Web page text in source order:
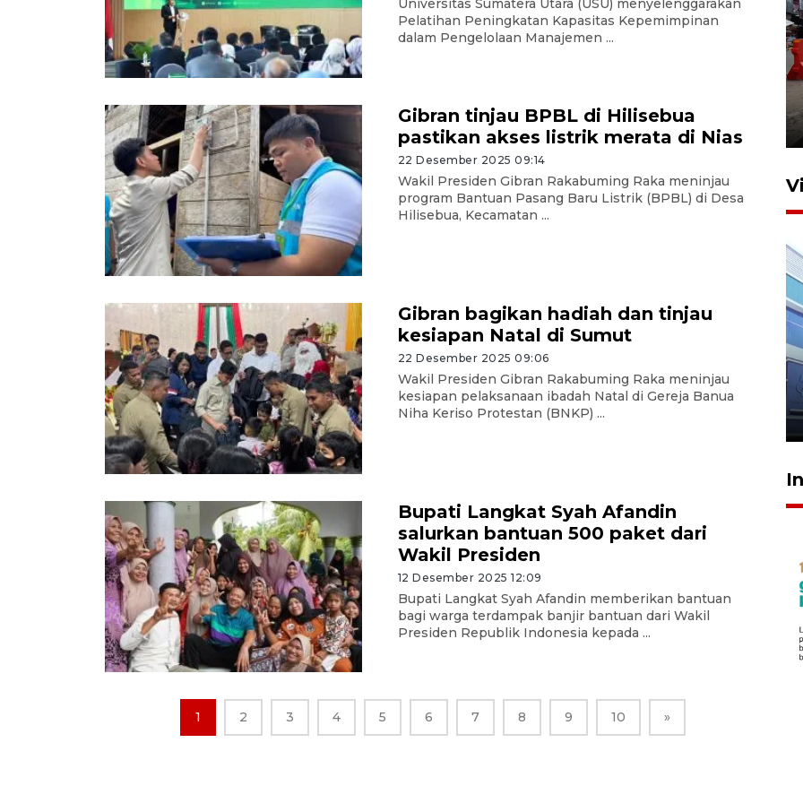
Universitas Sumatera Utara (USU) menyelenggarakan
Pelatihan Peningkatan Kapasitas Kepemimpinan
dalam Pengelolaan Manajemen ...
Gibran tinjau BPBL di Hilisebua
pastikan akses listrik merata di Nias
22 Desember 2025 09:14
Wakil Presiden Gibran Rakabuming Raka meninjau
program Bantuan Pasang Baru Listrik (BPBL) di Desa
Hilisebua, Kecamatan ...
Gibran bagikan hadiah dan tinjau
kesiapan Natal di Sumut
22 Desember 2025 09:06
Wakil Presiden Gibran Rakabuming Raka meninjau
kesiapan pelaksanaan ibadah Natal di Gereja Banua
Niha Keriso Protestan (BNKP) ...
Bupati Langkat Syah Afandin
salurkan bantuan 500 paket dari
Wakil Presiden
12 Desember 2025 12:09
Bupati Langkat Syah Afandin memberikan bantuan
bagi warga terdampak banjir bantuan dari Wakil
Presiden Republik Indonesia kepada ...
1 2 3 4 5 6 7 8 9 10 »
27 April 2026 15:34
IDAI perkuat kompetensi
dokter tangani penyakit
jantung anak
23 Juli 2026 20:04